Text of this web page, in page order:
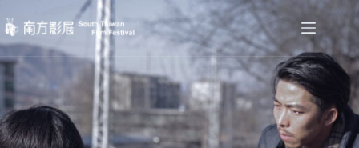
至
主
要
容